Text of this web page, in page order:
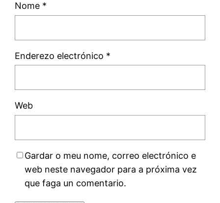
Nome *
Enderezo electrónico *
Web
Gardar o meu nome, correo electrónico e
web neste navegador para a próxima vez
que faga un comentario.